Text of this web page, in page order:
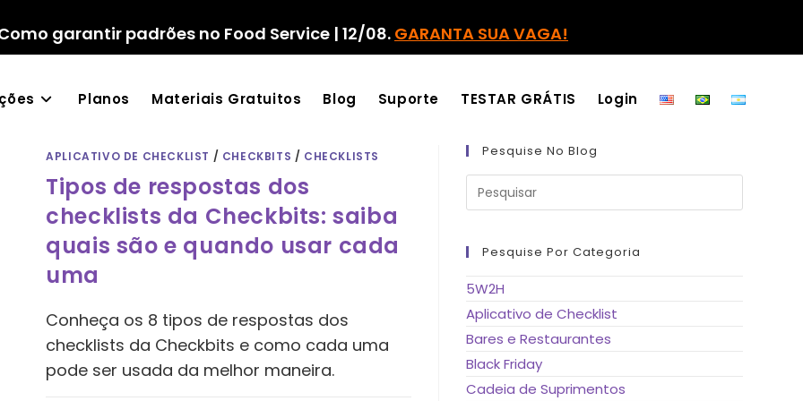
garantir padrões no Food Service | 12/08. GARANTA SUA VAGA!
Planos Materiais Gratuitos Blog Suporte TESTAR GRÁTIS Login
APLICATIVO DE CHECKLIST / CHECKBITS / CHECKLISTS
Tipos de respostas dos
checklists da Checkbits: saiba
quais são e quando usar cada
uma
Conheça os 8 tipos de respostas dos
checklists da Checkbits e como cada uma
pode ser usada da melhor maneira.
Pesquise No Blog
Pressione
tecla
Pesquise Por Categoria
5W2H
Aplicativo de Checklist
Bares e Restaurantes
Black Friday
Cadeia de Suprimentos